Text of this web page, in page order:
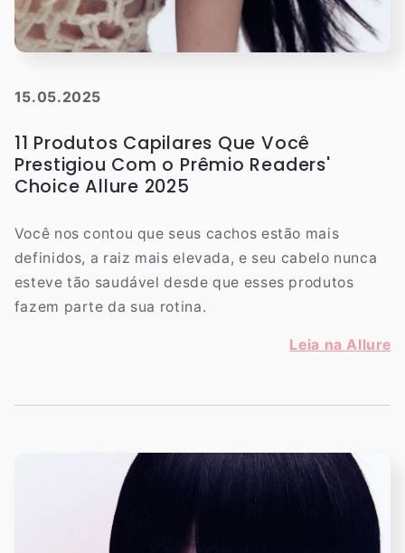
15.05.2025
11 Produtos Capilares Que Você
Prestigiou Com o Prêmio Readers'
Choice Allure 2025
Você nos contou que seus cachos estão mais
definidos, a raiz mais elevada, e seu cabelo nunca
esteve tão saudável desde que esses produtos
fazem parte da sua rotina.
Leia na Allure